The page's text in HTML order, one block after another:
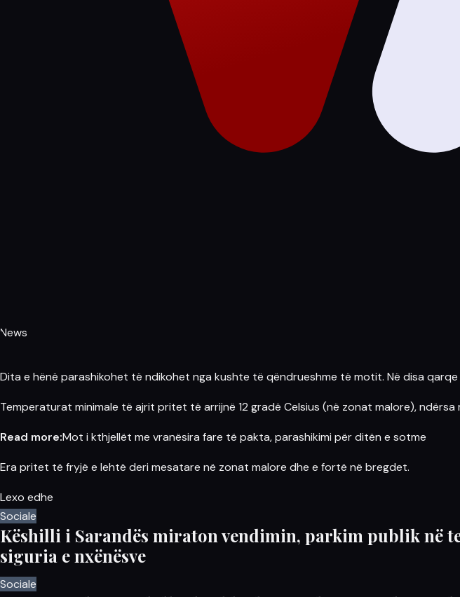
News
Dita e hënë parashikohet të ndikohet nga kushte të qëndrueshme të motit. Në disa
Temperaturat minimale të ajrit pritet të arrijnë 12 gradë Celsius (në zonat malore), ndërsa
Read more:Mot i kthjellët me vranësira fare të pakta, parashikimi për ditën e sotme
Era pritet të fryjë e lehtë deri mesatare në zonat malore dhe e fortë në bregdet.
Lexo edhe
Sociale
Këshilli i Sarandës miraton vendimin, parkim publik në
siguria e nxënësve
Sociale